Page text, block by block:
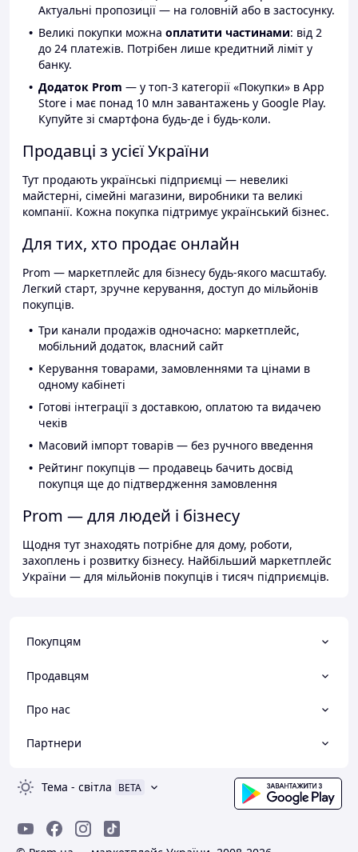
Актуальні пропозиції — на головній або в застосунку.
Великі покупки можна оплатити частинами: від 2
до 24 платежів. Потрібен лише кредитний ліміт у
банку.
Додаток Prom — у топ-3 категорії «Покупки» в App
Store і має понад 10 млн завантажень у Google Play.
Купуйте зі смартфона будь-де і будь-коли.
Продавці з усієї України
Тут продають українські підприємці — невеликі
майстерні, сімейні магазини, виробники та великі
компанії. Кожна покупка підтримує український бізнес.
Для тих, хто продає онлайн
Prom — маркетплейс для бізнесу будь-якого масштабу.
Легкий старт, зручне керування, доступ до мільйонів
покупців.
Три канали продажів одночасно: маркетплейс,
мобільний додаток, власний сайт
Керування товарами, замовленнями та цінами в
одному кабінеті
Готові інтеграції з доставкою, оплатою та видачею
чеків
Масовий імпорт товарів — без ручного введення
Рейтинг покупців — продавець бачить досвід
покупця ще до підтвердження замовлення
Prom — для людей і бізнесу
Щодня тут знаходять потрібне для дому, роботи,
захоплень і розвитку бізнесу. Найбільший маркетплейс
України — для мільйонів покупців і тисяч підприємців.
Покупцям
Продавцям
Про нас
Партнери
Тема - світла BETA